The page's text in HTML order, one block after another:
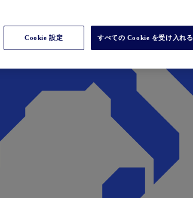
Cookie 設定 すべての Cookie を受け入れる